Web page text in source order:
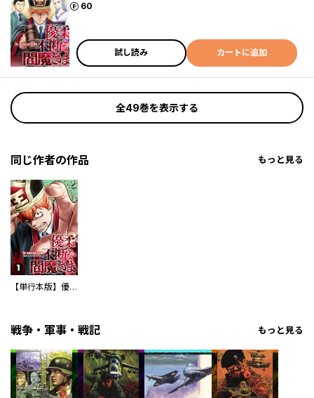
60
ポイント
試し読み カートに追加
全49巻を表示する
同じ作者の作品 もっと見る
【単行本版】優柔不断な閻魔さま
戦争・軍事・戦記 もっと見る